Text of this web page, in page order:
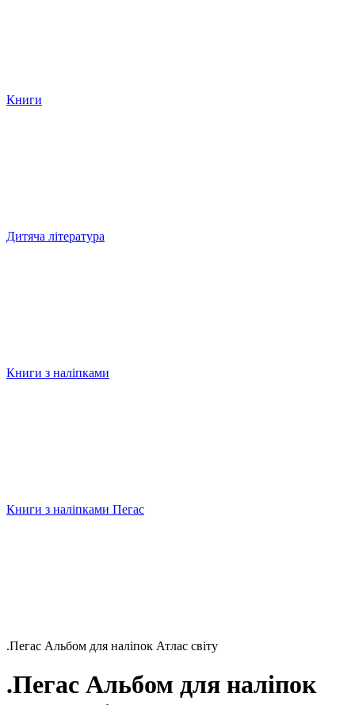
Книги
Дитяча література
Книги з наліпками
Книги з наліпками Пегас
.Пегас Альбом для наліпок Атлас світу
.Пегас Альбом для наліпок